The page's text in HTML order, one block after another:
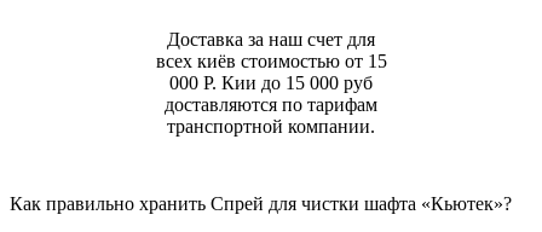
Доставка за наш счет для
всех киёв стоимостью от 15
000 Р. Кии до 15 000 руб
доставляются по тарифам
транспортной компании.
Как правильно хранить Спрей для чистки шафта «Кьютек»?